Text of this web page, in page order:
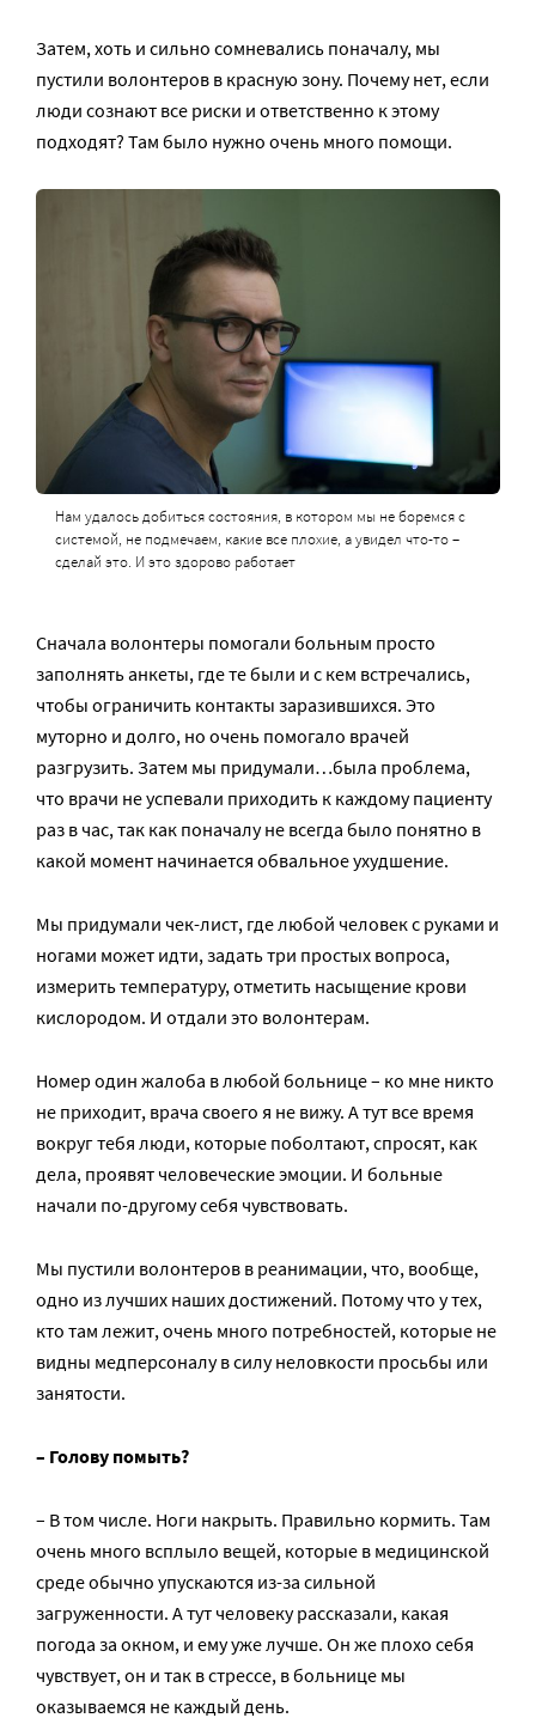
Затем, хоть и сильно сомневались поначалу, мы
пустили волонтеров в красную зону. Почему нет, если
люди сознают все риски и ответственно к этому
подходят? Там было нужно очень много помощи.
Нам удалось добиться состояния, в котором мы не боремся с
системой, не подмечаем, какие все плохие, а увидел что-то –
сделай это. И это здорово работает
Сначала волонтеры помогали больным просто
заполнять анкеты, где те были и с кем встречались,
чтобы ограничить контакты заразившихся. Это
муторно и долго, но очень помогало врачей
разгрузить. Затем мы придумали…была проблема,
что врачи не успевали приходить к каждому пациенту
раз в час, так как поначалу не всегда было понятно в
какой момент начинается обвальное ухудшение.
Мы придумали чек-лист, где любой человек с руками и
ногами может идти, задать три простых вопроса,
измерить температуру, отметить насыщение крови
кислородом. И отдали это волонтерам.
Номер один жалоба в любой больнице – ко мне никто
не приходит, врача своего я не вижу. А тут все время
вокруг тебя люди, которые поболтают, спросят, как
дела, проявят человеческие эмоции. И больные
начали по-другому себя чувствовать.
Мы пустили волонтеров в реанимации, что, вообще,
одно из лучших наших достижений. Потому что у тех,
кто там лежит, очень много потребностей, которые не
видны медперсоналу в силу неловкости просьбы или
занятости.
– Голову помыть?
– В том числе. Ноги накрыть. Правильно кормить. Там
очень много всплыло вещей, которые в медицинской
среде обычно упускаются из-за сильной
загруженности. А тут человеку рассказали, какая
погода за окном, и ему уже лучше. Он же плохо себя
чувствует, он и так в стрессе, в больнице мы
оказываемся не каждый день.